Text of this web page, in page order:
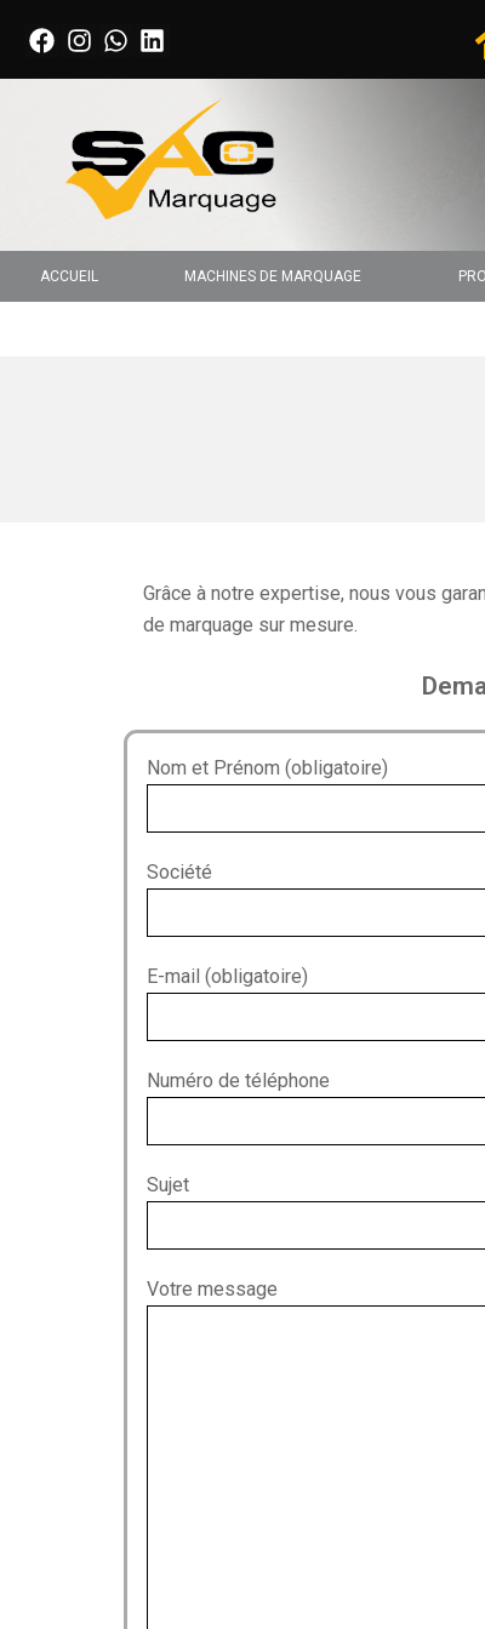
ACCUEIL MACHINES DE MARQUAGE
Grâce à notre expertise, nous vous
de marquage sur mesure.
Nom et Prénom (obligatoire)
Société
E-mail (obligatoire)
Numéro de téléphone
Sujet
Votre message